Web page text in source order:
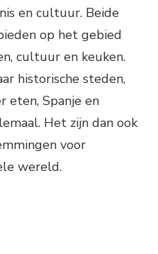
en cultuur. Beide
op het gebied
cultuur en keuken.
historische steden,
eten, Spanje en
Het zijn dan ook
voor
wereld.